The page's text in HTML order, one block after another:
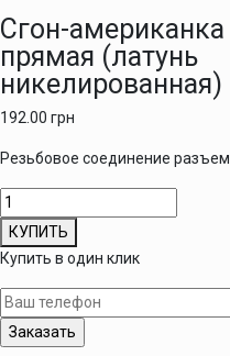
Сгон-американка
прямая (латунь
никелированная)
192.00 грн
Резьбовое соединение
Количество
товара
Сгон-
американка
3/4"
Valtec
прямая
КУПИТЬ
Купить в один клик